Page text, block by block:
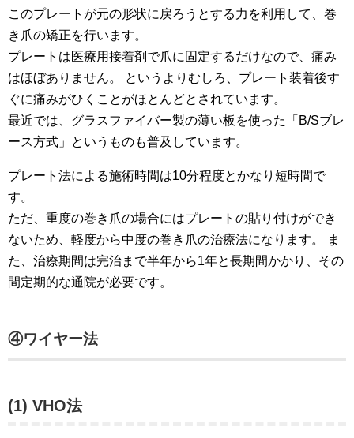
このプレートが元の形状に戻ろうとする力を利用して、巻
き爪の矯正を行います。
プレートは医療用接着剤で爪に固定するだけなので、痛み
はほぼありません。 というよりむしろ、プレート装着後す
ぐに痛みがひくことがほとんどとされています。
最近では、グラスファイバー製の薄い板を使った「B/Sブレ
ース方式」というものも普及しています。
プレート法による施術時間は10分程度とかなり短時間で
す。
ただ、重度の巻き爪の場合にはプレートの貼り付けができ
ないため、軽度から中度の巻き爪の治療法になります。 ま
た、治療期間は完治まで半年から1年と長期間かかり、その
間定期的な通院が必要です。
④ワイヤー法
(1) VHO法